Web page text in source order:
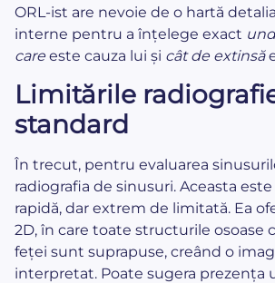
ORL-ist are nevoie de o hartă
interne pentru a înțelege exact
careeste cauza lui și cât de extinsă
Limitările
standard
În trecut, pentru evaluarea
radiografia de sinusuri. Aceasta
rapidă, dar extrem de limitată. Ea
2D, în care toate structurile osoase
feței sunt suprapuse, creând o
interpretat. Poate sugera prezența